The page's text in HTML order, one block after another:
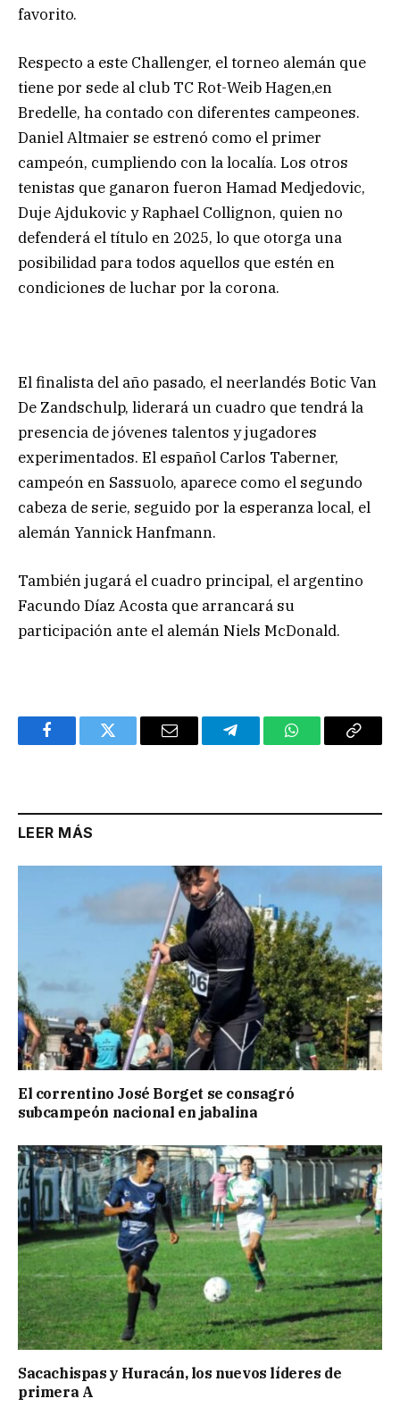
favorito.
Respecto a este Challenger, el torneo alemán que
tiene por sede al club TC Rot-Weib Hagen,en
Bredelle, ha contado con diferentes campeones.
Daniel Altmaier se estrenó como el primer
campeón, cumpliendo con la localía. Los otros
tenistas que ganaron fueron Hamad Medjedovic,
Duje Ajdukovic y Raphael Collignon, quien no
defenderá el título en 2025, lo que otorga una
posibilidad para todos aquellos que estén en
condiciones de luchar por la corona.
El finalista del año pasado, el neerlandés Botic Van
De Zandschulp, liderará un cuadro que tendrá la
presencia de jóvenes talentos y jugadores
experimentados. El español Carlos Taberner,
campeón en Sassuolo, aparece como el segundo
cabeza de serie, seguido por la esperanza local, el
alemán Yannick Hanfmann.
También jugará el cuadro principal, el argentino
Facundo Díaz Acosta que arrancará su
participación ante el alemán Niels McDonald.
FacebookTwitter Email TelegramWhatsAppCopy
LEER MÁS
El correntino José Borget se consagró
subcampeón nacional en jabalina
Sacachispas y Huracán, los nuevos líderes de
primera A